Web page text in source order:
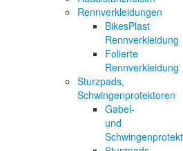
Rennverkleidungen
BikesPlast
Rennverkleidung
Folierte
Rennverkleidung
Sturzpads,
Schwingenprotektoren
Gabel-
und